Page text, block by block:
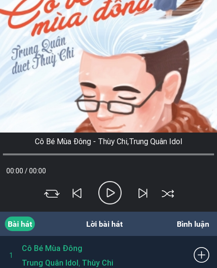
Cô Bé Mùa Đông - Thùy Chi,Trung Quân Idol
00:00 /00:00
Bài hát Lời bài hát Bình luận
1
Cô Bé Mùa Đông
Trung Quân Idol, Thùy Chi